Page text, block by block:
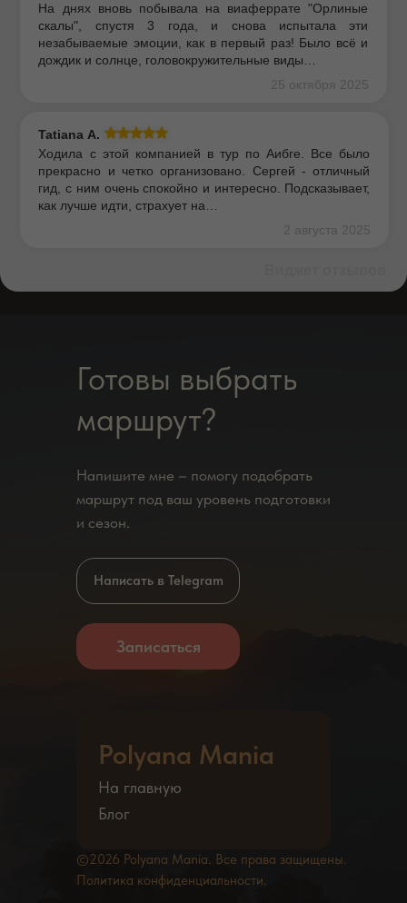
На днях вновь побывала на виаферрате "Орлиные
скалы", спустя 3 года, и снова испытала эти
незабываемые эмоции, как в первый раз! Было всё и
дождик и солнце, головокружительные виды…
25 октября 2025
Tatiana А.
Ходила с этой компанией в тур по Аибге. Все было
прекрасно и четко организовано. Сергей - отличный
гид, с ним очень спокойно и интересно. Подсказывает,
как лучше идти, страхует на…
2 августа 2025
Готовы выбрать
маршрут?
Напишите мне – помогу подобрать
маршрут под ваш уровень подготовки
и сезон.
Написать в Telegram
Записаться
Polyana Mania
На главную
Блог
©2026 Polyana Mania. Все права защищены.
Политика конфиденциальности.